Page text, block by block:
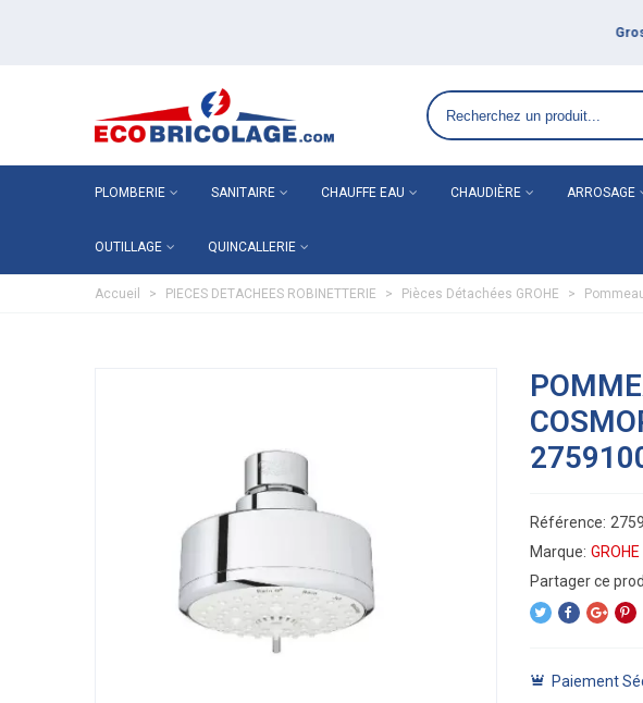
PLOMBERIE SANITAIRE CHAUFFE EAU CHAUDIÈRE ARROSAGE
OUTILLAGE QUINCALLERIE
Accueil > PIECES DETACHEES ROBINETTERIE > Pièces Détachées GROHE >
Référence:
Marque: GROHE
Paiement